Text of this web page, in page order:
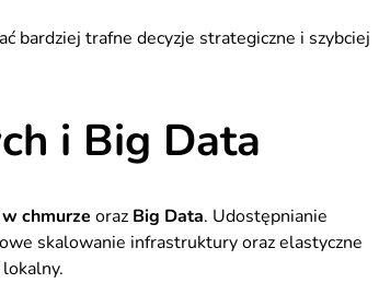
bardziej trafne decyzje strategiczne i szybciej
i Big Data
chmurze oraz Big Data. Udostępnianie
skalowanie infrastruktury oraz elastyczne